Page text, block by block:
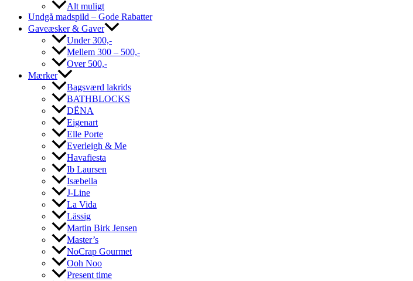
Alt muligt
Undgå madspild – Gode Rabatter
Gaveæsker & Gaver
Under 300,-
Mellem 300 – 500,-
Over 500,-
Mærker
Bagsværd lakrids
BATHBLOCKS
DËNA
Eigenart
Elle Porte
Everleigh & Me
Havafiesta
Ib Laursen
Isæbella
J-Line
La Vida
Lässig
Martin Birk Jensen
Master’s
NoCrap Gourmet
Ooh Noo
Present time